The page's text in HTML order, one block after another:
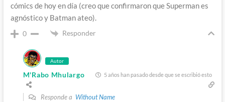
cómics de hoy en día (creo que confirmaron que Superman es
agnóstico y Batman ateo).
0 Responder
Autor
M'Rabo Mhulargo 5 años han pasado desde que se escribió esto
Responde a Without Name